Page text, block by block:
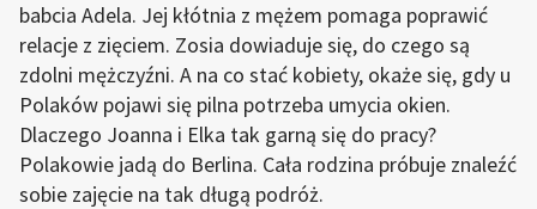
babcia Adela. Jej kłótnia z mężem pomaga poprawić
relacje z zięciem. Zosia dowiaduje się, do czego są
zdolni mężczyźni. A na co stać kobiety, okaże się, gdy u
Polaków pojawi się pilna potrzeba umycia okien.
Dlaczego Joanna i Elka tak garną się do pracy?
Polakowie jadą do Berlina. Cała rodzina próbuje znaleźć
sobie zajęcie na tak długą podróż.